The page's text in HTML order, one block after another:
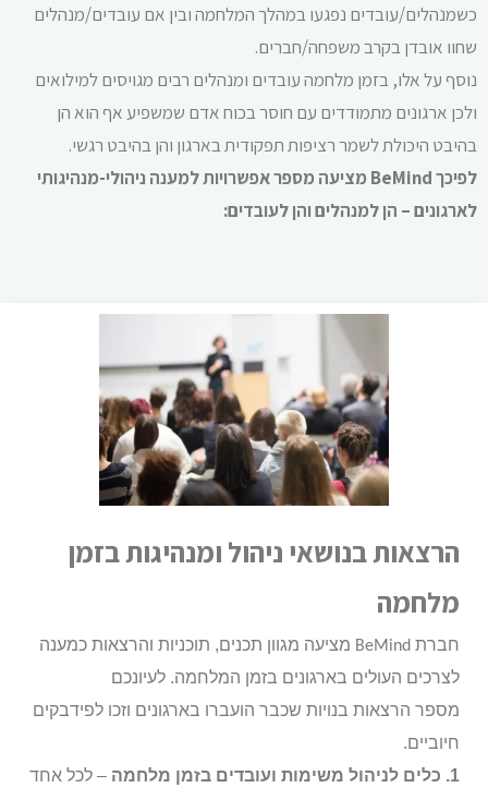
כשמנהלים/עובדים נפגעו במהלך המלחמה ובין אם עובדים/מנהלים
שחוו אובדן בקרב משפחה/חברים.
נוסף על אלו, בזמן מלחמה עובדים ומנהלים רבים מגויסים למילואים
ולכן ארגונים מתמודדים עם חוסר בכוח אדם שמשפיע אף הוא הן
בהיבט היכולת לשמר רציפות תפקודית בארגון והן בהיבט רגשי.
לפיכך BeMind מציעה מספר אפשרויות למענה ניהולי-מנהיגותי
לארגונים – הן למנהלים והן לעובדים:
הרצאות בנושאי ניהול ומנהיגות בזמן
מלחמה
חברת BeMind מציעה מגוון תכנים, תוכניות והרצאות כמענה
לצרכים העולים בארגונים בזמן המלחמה. לעיונכם
מספר הרצאות בנויות שכבר הועברו בארגונים וזכו לפידבקים
חיוביים.
1. כ
לים לניהול משימות ועובדים בזמן מלחמה – לכל אחד